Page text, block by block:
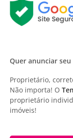
Quer anunciar seu
Proprietário,
Não importa! O
proprietário
imóveis!